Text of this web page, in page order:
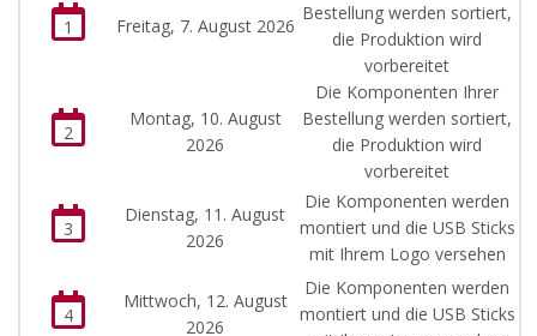
1 Freitag, 7. August 2026
Bestellung werden sortiert,
die Produktion wird
vorbereitet
2
Montag, 10. August
2026
Die Komponenten Ihrer
Bestellung werden sortiert,
die Produktion wird
vorbereitet
3
Dienstag, 11. August
2026
Die Komponenten werden
montiert und die USB Sticks
mit Ihrem Logo versehen
4
Mittwoch, 12. August
2026
Die Komponenten werden
montiert und die USB Sticks